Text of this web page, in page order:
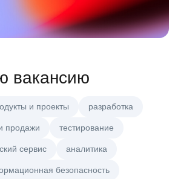
вакансию
и проекты разработка
продажи тестирование
сервис аналитика
безопасность